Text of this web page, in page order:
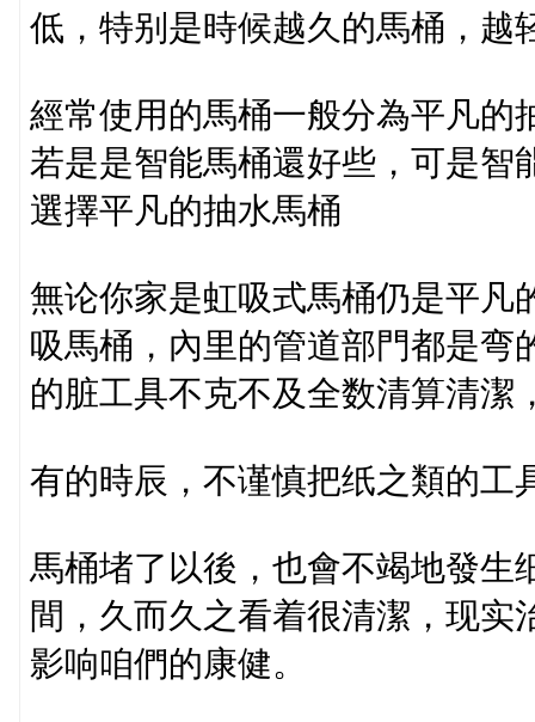
低，特别是時候越久的馬桶，越
經常使用的馬桶一般分為平凡的
若是是智能馬桶還好些，可是智
選擇平凡的抽水馬桶
無论你家是虹吸式馬桶仍是平凡
吸馬桶，內里的管道部門都是弯
的脏工具不克不及全数清算清潔
有的時辰，不谨慎把纸之類的工
馬桶堵了以後，也會不竭地發生
間，久而久之看着很清潔，现实
影响咱們的康健。